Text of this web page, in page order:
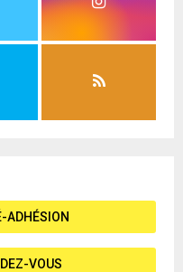
ADHÉSION
VOUS